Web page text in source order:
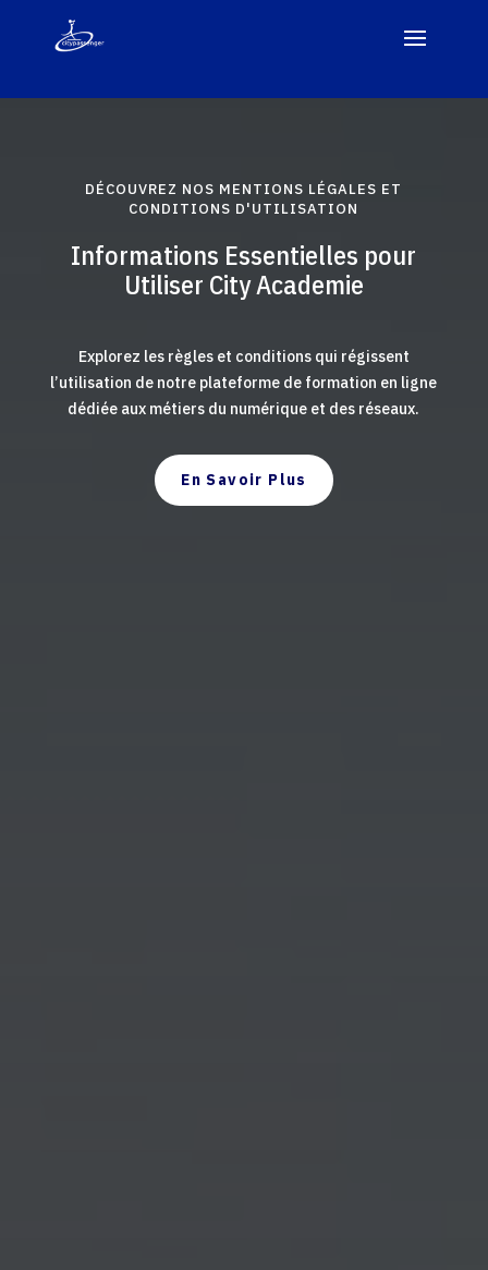
DÉCOUVREZ NOS MENTIONS LÉGALES ET
CONDITIONS D'UTILISATION
Informations Essentielles pour
Utiliser City Academie
Explorez les règles et conditions qui régissent
l’utilisation de notre plateforme de formation en ligne
dédiée aux métiers du numérique et des réseaux.
En Savoir Plus